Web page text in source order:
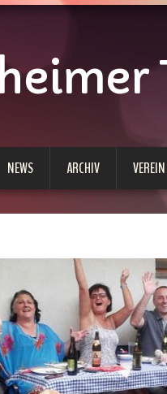
NEWS ARCHIV VEREIN